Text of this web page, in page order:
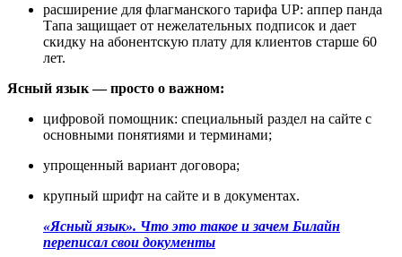
расширение для флагманского тарифа UP: аппер панда
Тапа защищает от нежелательных подписок и дает
скидку на абонентскую плату для клиентов старше 60
лет.
Ясный язык — просто о важном:
цифровой помощник: специальный раздел на сайте с
основными понятиями и терминами;
упрощенный вариант договора;
крупный шрифт на сайте и в документах.
«Ясный язык». Что это такое и зачем Билайн
переписал свои документы